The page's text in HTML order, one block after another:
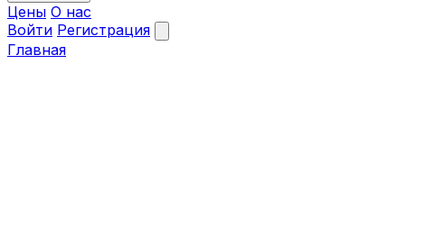
Цены О нас
Войти Регистрация
Главная